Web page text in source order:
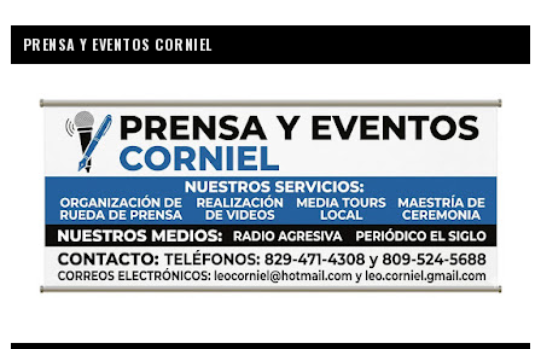
PRENSA Y EVENTOS CORNIEL